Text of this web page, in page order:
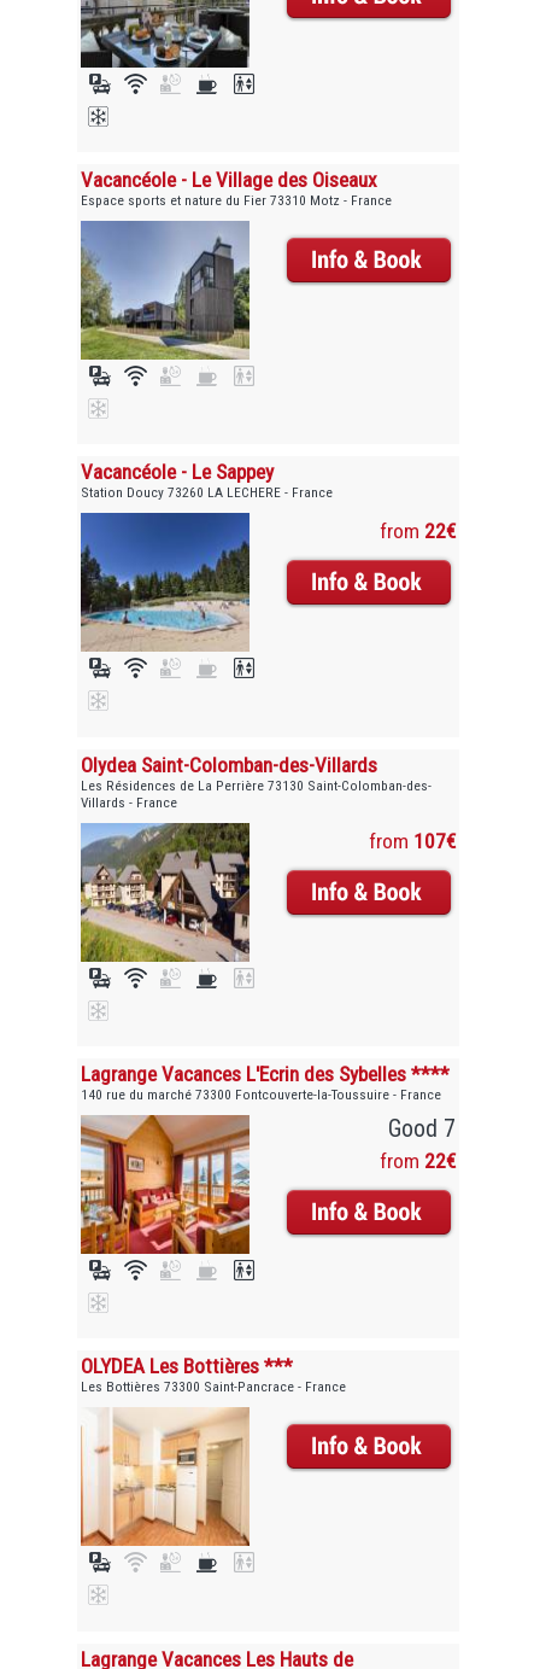
Vacancéole - Le Village des Oiseaux
Espace sports et nature du Fier 73310 Motz - France
Vacancéole - Le Sappey
Station Doucy 73260 LA LECHERE - France
from 22€
Olydea Saint-Colomban-des-Villards
Les Résidences de La Perrière 73130 Saint-Colomban-des-
Villards - France
from 107€
Lagrange Vacances L'Ecrin des Sybelles ****
140 rue du marché 73300 Fontcouverte-la-Toussuire - France
Good 7
from 22€
OLYDEA Les Bottières ***
Les Bottières 73300 Saint-Pancrace - France
Lagrange Vacances Les Hauts de